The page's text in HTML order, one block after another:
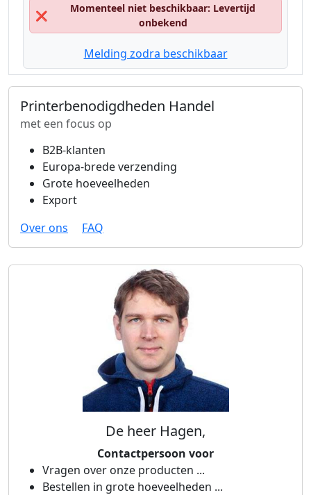
❌
Momenteel niet beschikbaar: Levertijd
onbekend
Melding zodra beschikbaar
Printerbenodigdheden Handel
met een focus op
B2B-klanten
Europa-brede verzending
Grote hoeveelheden
Export
Over ons
FAQ
De heer Hagen,
Contactpersoon voor
Vragen over onze producten ...
Bestellen in grote hoeveelheden ...